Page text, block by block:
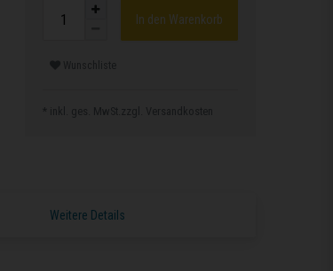
In den Warenkorb
Wunschliste
* inkl. ges. MwSt.zzgl. Versandkosten
Weitere Details